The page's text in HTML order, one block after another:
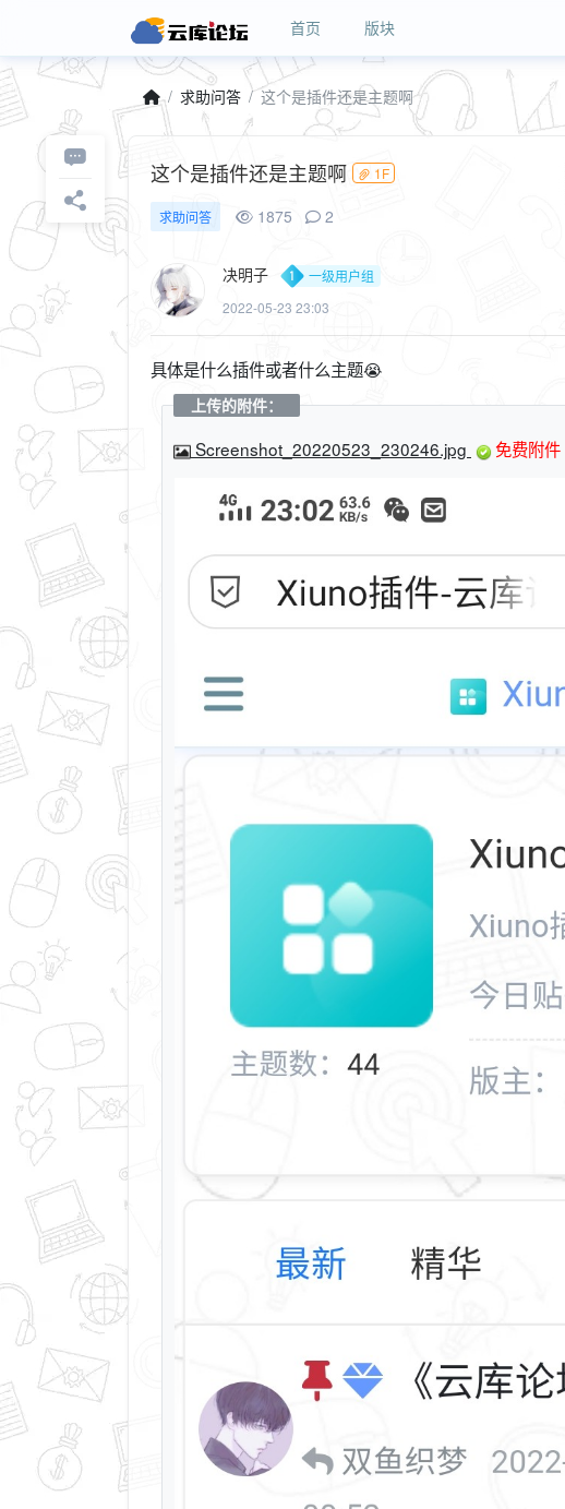
首页 版块
求助问答 这个是插件还是主题啊
这个是插件还是主题啊 1F
求助问答 1875 2
决明子
一级用户组
2022-05-23 23:03
具体是什么插件或者什么主题😭
上传的附件：
Screenshot_20220523_230246.jpg 免费附件